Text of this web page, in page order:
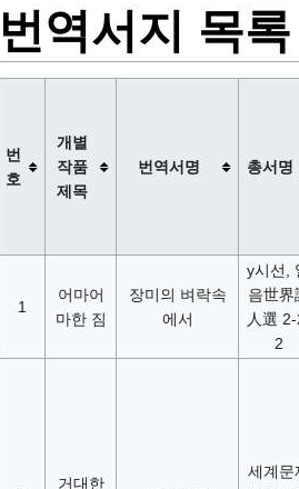
번역서지 목록
번
호
개별
작품
제목
번역서명 총서명
1
어마어
마한 짐
장미의 벼락속
에서
y시선,
음世界
人選
2
거대한
세계문